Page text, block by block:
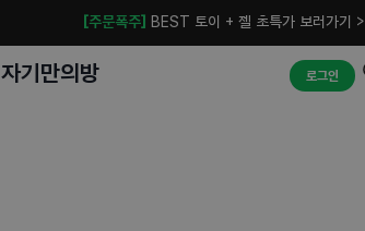
[주문폭주] BEST 토이 + 젤 초특가 보러가기 >
자기만의방 로그인